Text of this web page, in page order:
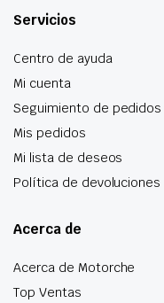
Servicios
Centro de ayuda
Mi cuenta
Seguimiento de pedidos
Mis pedidos
Mi lista de deseos
Política de devoluciones
Acerca de
Acerca de Motorche
Top Ventas